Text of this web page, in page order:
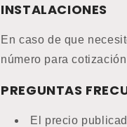
INSTALACIONES
En caso de que
número para
PREGUNTAS
El precio